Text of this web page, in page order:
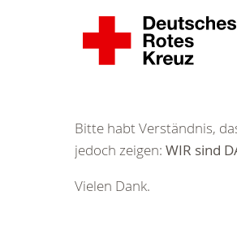
Bitte habt Verständnis,
jedoch zeigen: WIR sind
Vielen Dank.